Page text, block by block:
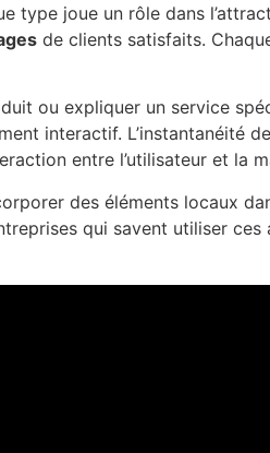
type joue un rôle dans
de clients satisfaits.
ou expliquer un service
interactif. L’instantanéité
entre l’utilisateur et la
des éléments locaux
qui savent utiliser